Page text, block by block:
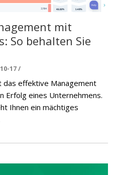
mit
So behalten Sie
17
das effektive Management
Erfolg eines Unternehmens.
Ihnen ein mächtiges